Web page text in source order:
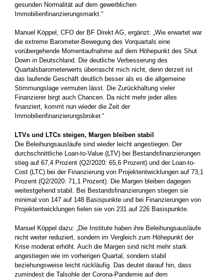
gesunden Normalität auf dem gewerblichen
Immobilienfinanzierungsmarkt.“
Manuel Köppel, CFO der BF Direkt AG, ergänzt: „Wie erwartet war
die extreme Barometer-Bewegung des Vorquartals eine
vorübergehende Momentaufnahme auf dem Höhepunkt des Shut
Down in Deutschland. Die deutliche Verbesserung des
Quartalsbarometerwerts überrascht mich nicht, denn derzeit ist
das laufende Geschäft deutlich besser als es die allgemeine
Stimmungslage vermuten lässt. Die Zurückhaltung vieler
Finanzierer birgt auch Chancen. Da nicht mehr jeder alles
finanziert, kommt nun wieder die Zeit der
Immobilienfinanzierungsbroker.“
LTVs und LTCs steigen, Margen bleiben stabil
Die Beleihungsausläufe sind wieder leicht angestiegen. Der
durchschnittliche Loan-to-Value (LTV) bei Bestandsfinanzierungen
stieg auf 67,4 Prozent (Q2/2020: 65,6 Prozent) und der Loan-to-
Cost (LTC) bei der Finanzierung von Projektentwicklungen auf 73,1
Prozent (Q2/2020: 71,1 Prozent). Die Margen bleiben dagegen
weitestgehend stabil. Bei Bestandsfinanzierungen stiegen sie
minimal von 147 auf 148 Basispunkte und bei Finanzierungen von
Projektentwicklungen fielen sie von 231 auf 226 Basispunkte.
Manuel Köppel dazu: „Die Institute haben ihre Beleihungsausläufe
nicht weiter reduziert, sondern im Vergleich zum Höhepunkt der
Krise moderat erhöht. Auch die Margen sind nicht mehr stark
angestiegen wie im vorherigen Quartal, sondern stabil
beziehungsweise leicht rückläufig. Das deutet darauf hin, dass
zumindest die Talsohle der Corona-Pandemie auf dem